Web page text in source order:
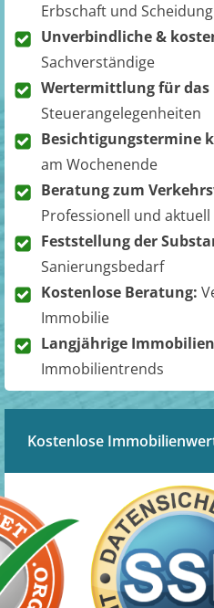
Erbschaft und Scheidung
Unverbindliche &
Sachverständige
Wertermittlung für das
Steuerangelegenheiten
Besichtigungstermine
am Wochenende
Beratung zum
Professionell und aktuell
Feststellung der
Sanierungsbedarf
Kostenlose Beratung:
Immobilie
Langjährige
Immobilientrends
Kostenlose